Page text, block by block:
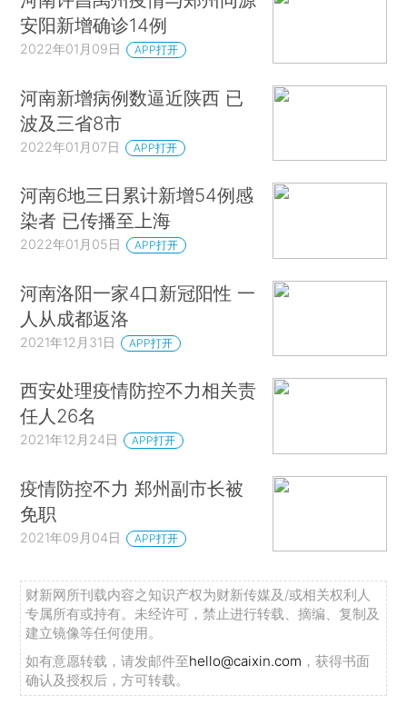
安阳新增确诊14例
2022年01月09日 APP打开
河南新增病例数逼近陕西 已
波及三省8市
2022年01月07日 APP打开
河南6地三日累计新增54例感
染者 已传播至上海
2022年01月05日 APP打开
河南洛阳一家4口新冠阳性 一
人从成都返洛
2021年12月31日 APP打开
西安处理疫情防控不力相关责
任人26名
2021年12月24日 APP打开
疫情防控不力 郑州副市长被
免职
2021年09月04日 APP打开
财新网所刊载内容之知识产权为财新传媒及/或相关权利人
专属所有或持有。未经许可，禁止进行转载、摘编、复制及
建立镜像等任何使用。
如有意愿转载，请发邮件至hello@caixin.com ，获得书面
确认及授权后，方可转载。